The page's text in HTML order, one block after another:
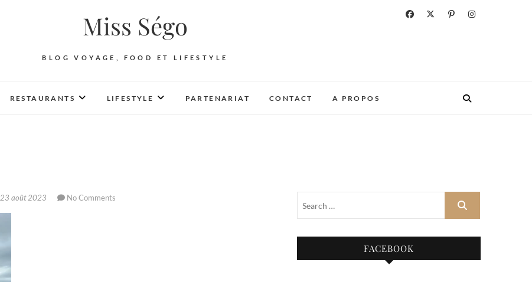
Miss Ségo
BLOG VOYAGE, FOOD ET LIFESTYLE
RESTAURANTS LIFESTYLE PARTENARIAT CONTACT A PROPOS
23 août 2023 No Comments
FACEBOOK